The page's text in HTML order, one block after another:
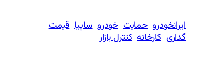
ایرانخودرو حمایت خودرو ساپیا قیمت
گذاری کارخانه کنترل بازار